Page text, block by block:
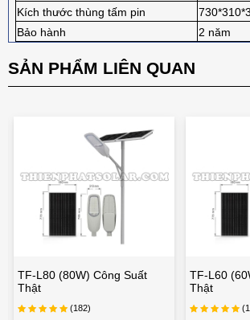
Kích thước thùng tấm pin
Bảo hành
2 năm
SẢN PHẨM LIÊN QUAN
TF-L80 (80W) Công Suất
Thật
(182)
TF-L60
Thật